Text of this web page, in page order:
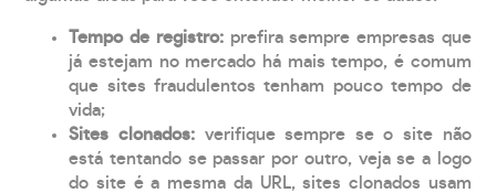
Tempo de registro: prefira sempre empresas que
já estejam no mercado há mais tempo, é comum
que sites fraudulentos tenham pouco tempo de
vida;
Sites clonados: verifique sempre se o site não
está tentando se passar por outro, veja se a logo
do site é a mesma da URL, sites clonados usam